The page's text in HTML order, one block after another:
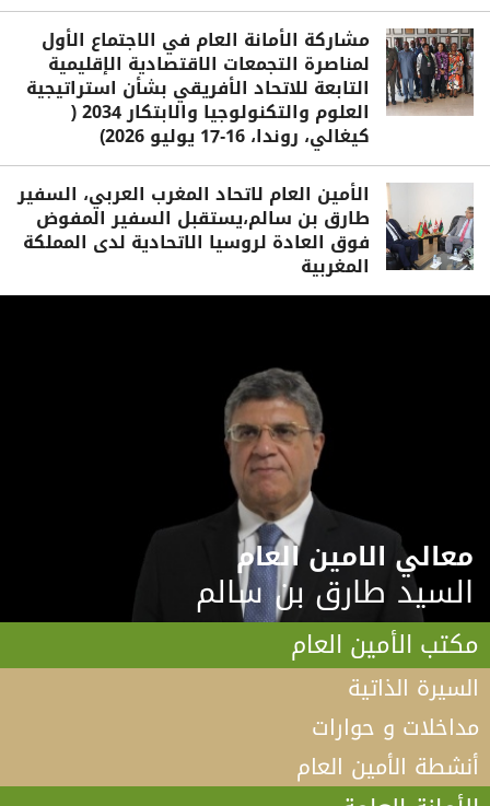
مشاركة الأمانة العام في الاجتماع الأول
لمناصرة التجمعات الاقتصادية الإقليمية
التابعة للاتحاد الأفريقي بشأن استراتيجية
العلوم والتكنولوجيا والابتكار 2034 (
كيغالي، روندا، 16-17 يوليو 2026)
الأمين العام لاتحاد المغرب العربي، السفير
طارق بن سالم،يستقبل السفير المفوض
فوق العادة لروسيا الاتحادية لدى المملكة
المغربية
معالي الامين العام
السيد طارق بن سالم
مكتب الأمين العام
السيرة الذاتية
مداخلات و حوارات
أنشطة الأمين العام